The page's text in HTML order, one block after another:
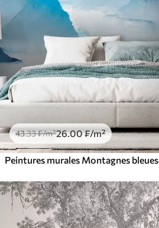
43.33₣/m²26.00₣/m²
Peintures murales Montagnes bleues